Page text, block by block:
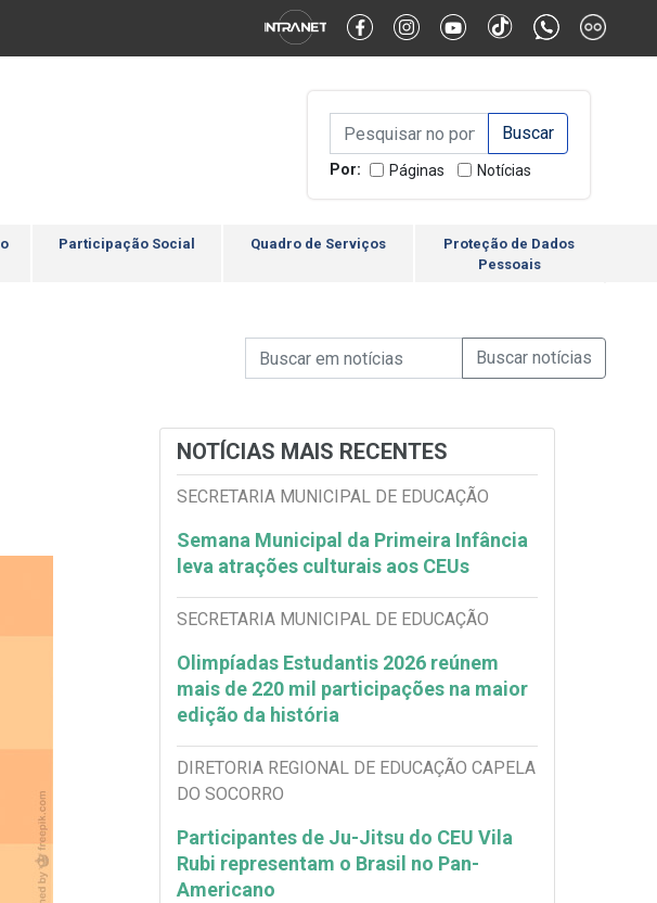
Alternar Alto Contraste Alternar Tamanho da Fonte
Campo de Busca de
Campo de Busca de informaçõesEnviar a Busca
Por: Páginas Notícias
Participação Social Quadro de Serviços
Proteção de Dados
Pessoais
Campo de Busca de Notícias
Campo de Busca de informaçõesEnviar a Busca de
NOTÍCIAS MAIS RECENTES
SECRETARIA MUNICIPAL DE EDUCAÇÃO
Semana Municipal da Primeira Infância
leva atrações culturais aos CEUs
SECRETARIA MUNICIPAL DE EDUCAÇÃO
Olimpíadas Estudantis 2026 reúnem
mais de 220 mil participações na maior
edição da história
DIRETORIA REGIONAL DE EDUCAÇÃO CAPELA
DO SOCORRO
Participantes de Ju-Jitsu do CEU Vila
Rubi representam o Brasil no Pan-
Americano